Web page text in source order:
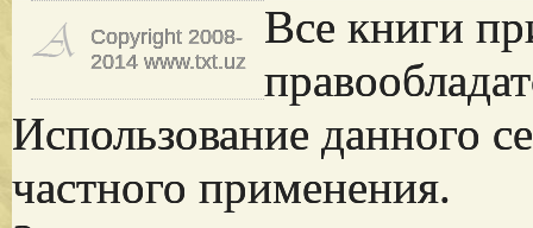
Copyright 2008-
2014 www.txt.uz
Все книги
Использование данного
частного применения.